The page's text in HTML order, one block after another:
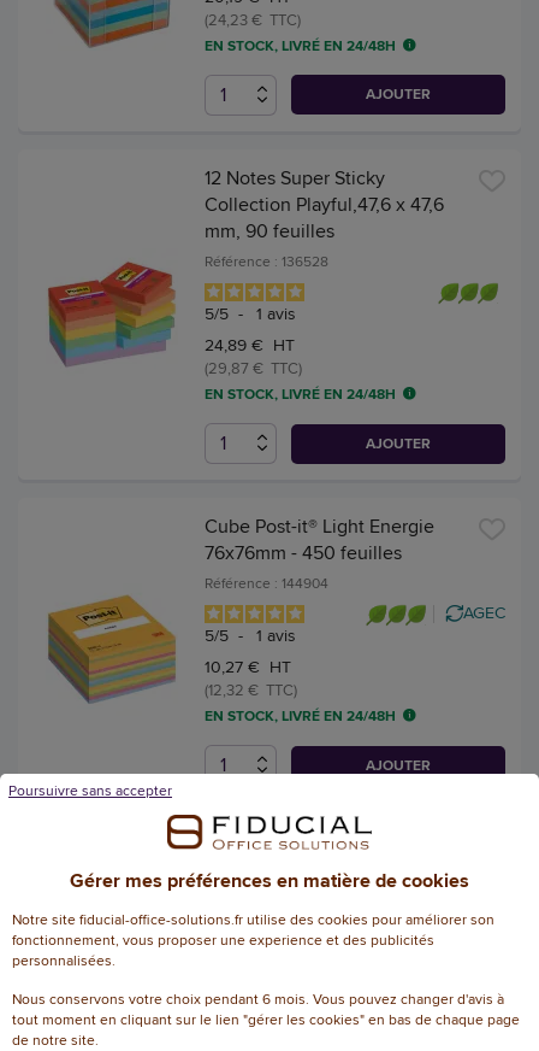
(24,23 € TTC)
EN STOCK, LIVRÉ EN 24/48H
AJOUTER
12 Notes Super Sticky
Collection Playful,47,6 x 47,6
mm, 90 feuilles
Référence : 136528
5/5 - 1 avis
24,89 € HT
(29,87 € TTC)
EN STOCK, LIVRÉ EN 24/48H
AJOUTER
Cube Post-it® Light Energie
76x76mm - 450 feuilles
Référence : 144904
5/5 - 1 avis
AGEC
10,27 € HT
(12,32 € TTC)
EN STOCK, LIVRÉ EN 24/48H
AJOUTER
Recharge pour bloc cube -
720 feuilles volantes assorties
Référence : 116290
(19,87 € TTC)
EN STOCK, LIVRÉ EN 24/48H
Gérer mes préférences en matière de cookies
Notre site fiducial-office-solutions.fr utilise des cookies pour améliorer son
fonctionnement, vous proposer une experience et des publicités
personnalisées.
Nous conservons votre choix pendant 6 mois. Vous pouvez changer d'avis à
tout moment en cliquant sur le lien "gérer les cookies" en bas de chaque page
de notre site.
Poursuivre sans accepter